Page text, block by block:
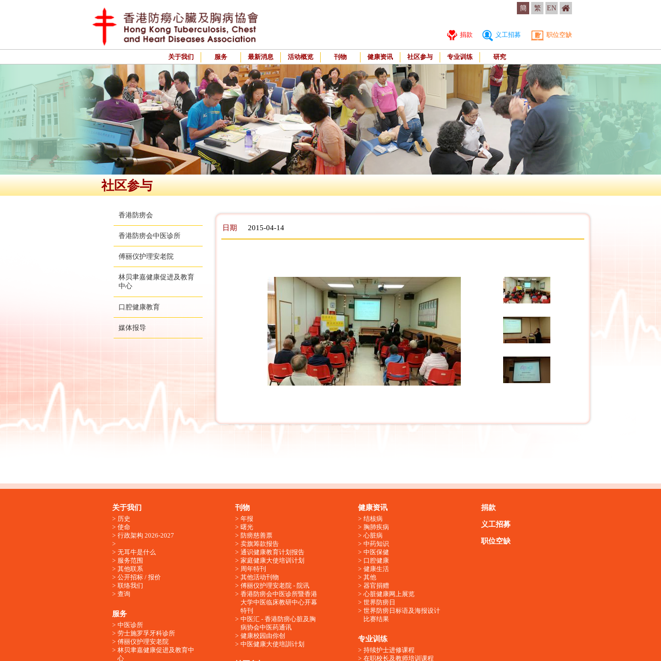
簡 繁 EN
捐款 义工招募 职位空缺
关于我们 服务 最新消息 活动概览 刊物 健康资讯 社区参与 专业训练 研究
社区参与
香港防痨会
香港防痨会中医诊所
傅丽仪护理安老院
林贝聿嘉健康促进及教育
中心
口腔健康教育
媒体报导
日期 2015-04-14
关于我们
历史
使命
行政架构 2026-2027
无耳牛是什么
服务范围
其他联系
公开招标 / 报价
联络我们
查询
服务
中医诊所
劳士施罗孚牙科诊所
傅丽仪护理安老院
林贝聿嘉健康促进及教育中
心
刊物
年报
曙光
防痨慈善票
卖旗筹款报告
通识健康教育计划报告
家庭健康大使培训计划
周年特刊
其他活动刊物
傅丽仪护理安老院 - 院讯
香港防痨会中医诊所暨香港
大学中医临床教研中心开幕
特刊
中医汇 - 香港防痨心脏及胸
病协会中医药通讯
健康校园由你创
中医健康大使培訓计划
健康资讯
结核病
胸肺疾病
心脏病
中药知识
中医保健
口腔健康
健康生活
其他
器官捐赠
心脏健康网上展览
世界防痨日
世界防痨日标语及海报设计
比赛结果
专业训练
持续护士进修课程
在职校长及教师培训课程
捐款
义工招募
职位空缺